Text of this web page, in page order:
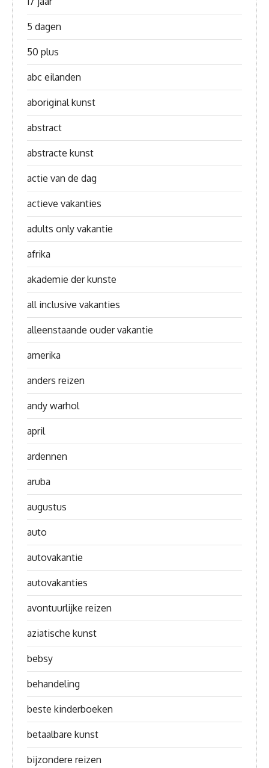
5 dagen
50 plus
abc eilanden
aboriginal kunst
abstract
abstracte kunst
actie van de dag
actieve vakanties
adults only vakantie
afrika
akademie der kunste
all inclusive vakanties
alleenstaande ouder vakantie
amerika
anders reizen
andy warhol
april
ardennen
aruba
augustus
auto
autovakantie
autovakanties
avontuurlijke reizen
aziatische kunst
bebsy
behandeling
beste kinderboeken
betaalbare kunst
bijzondere reizen